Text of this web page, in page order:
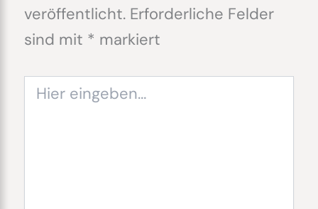
veröffentlicht. Erforderliche Felder
sind mit * markiert
eingeben…